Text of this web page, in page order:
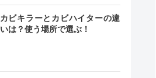
カビキラーとカビハイターの違
いは？使う場所で選ぶ！